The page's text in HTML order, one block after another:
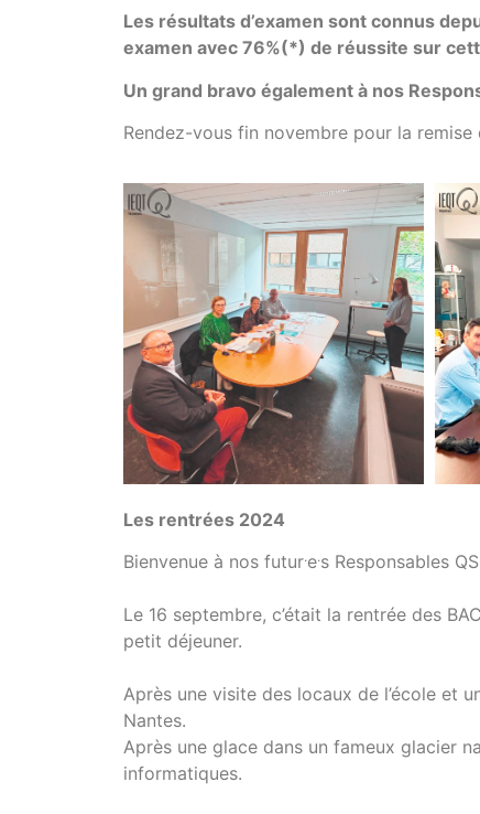
Les résultats d’examen sont connus
examen avec 76%(*) de réussite sur
Un grand bravo également à nos
Rendez-vous fin novembre pour la remise
Les rentrées 2024
Bienvenue à nos futur.e.s Responsables
Le 16 septembre, c’était la rentrée des
petit déjeuner.
Après une visite des locaux de l’école et
Nantes.
Après une glace dans un fameux glacier
informatiques.